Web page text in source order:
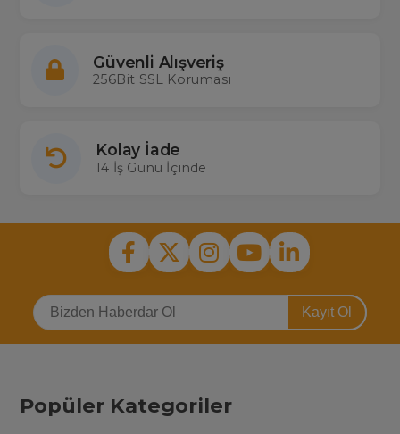
Güvenli Alışveriş
256Bit SSL Koruması
Kolay İade
14 İş Günü İçinde
Kayıt Ol
Popüler Kategoriler